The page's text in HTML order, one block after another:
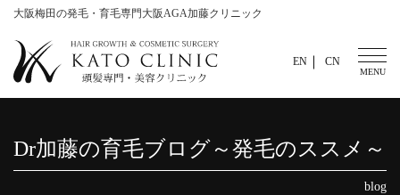
大阪梅田の発毛・育毛専門大阪AGA加藤クリニック
EN CN
Dr加藤の育毛ブログ～発毛のススメ～
blog